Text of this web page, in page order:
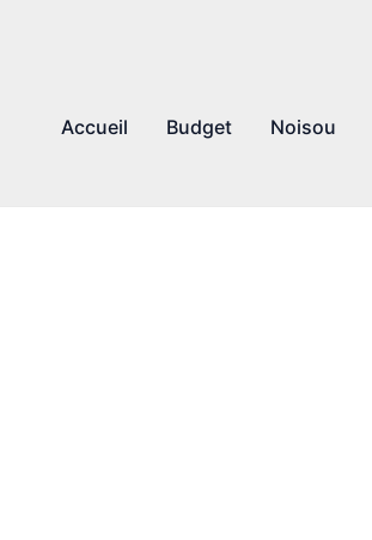
Accueil Budget Noisou